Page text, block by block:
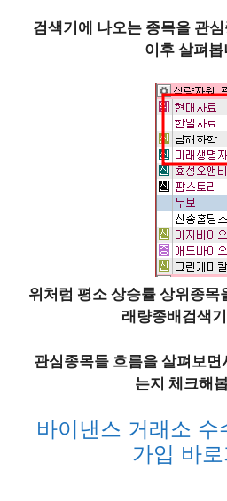
검색기에 나오는 종목을 관
이후 살펴봅
위처럼 평소 상승률 상위종목
래량종배검색
관심종목들 흐름을 살펴보
는지 체크해
바이낸스 거래소
가입 바